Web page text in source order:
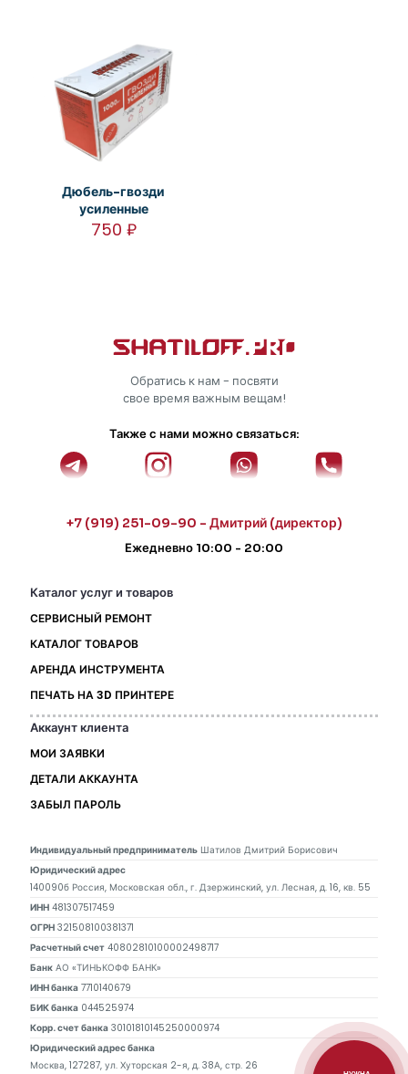
Дюбель-гвозди
усиленные
750 ₽
Обратись к нам - посвяти
свое время важным вещам!
Также с нами можно связаться:
+7 (919) 251-09-90 - Дмитрий (директор)
Ежедневно 10:00 - 20:00
Каталог услуг и товаров
СЕРВИСНЫЙ РЕМОНТ
КАТАЛОГ ТОВАРОВ
АРЕНДА ИНСТРУМЕНТА
ПЕЧАТЬ НА 3D ПРИНТЕРЕ
Аккаунт клиента
МОИ ЗАЯВКИ
ДЕТАЛИ АККАУНТА
ЗАБЫЛ ПАРОЛЬ
Индивидуальный предприниматель Шатилов Дмитрий Борисович
Юридический адрес
140090б Россия, Московская обл., г. Дзержинский, ул. Лесная, д. 16, кв. 55
ИНН 481307517459
ОГРН 321508100381371
Расчетный счет 40802810100002498717
Банк АО «ТИНЬКОФФ БАНК»
ИНН банка 7710140679
БИК банка 044525974
Корр. счет банка 30101810145250000974
Юридический адрес банка
Москва, 127287, ул. Хуторская 2-я, д. 38А, стр. 26